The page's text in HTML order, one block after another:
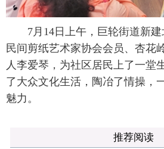
7月14日上午，巨轮街道新建
民间剪纸艺术家协会会员、杏花
人李爱琴，为社区居民上了一堂
了大众文化生活，陶冶了情操，
魅力。
推荐阅读